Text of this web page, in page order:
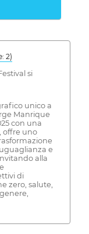
2)
si
unico a
Manrique
con una
offre uno
e
alla
di
zero, salute,